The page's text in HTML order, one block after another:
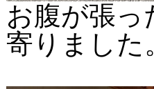
お腹が張っ
寄りました